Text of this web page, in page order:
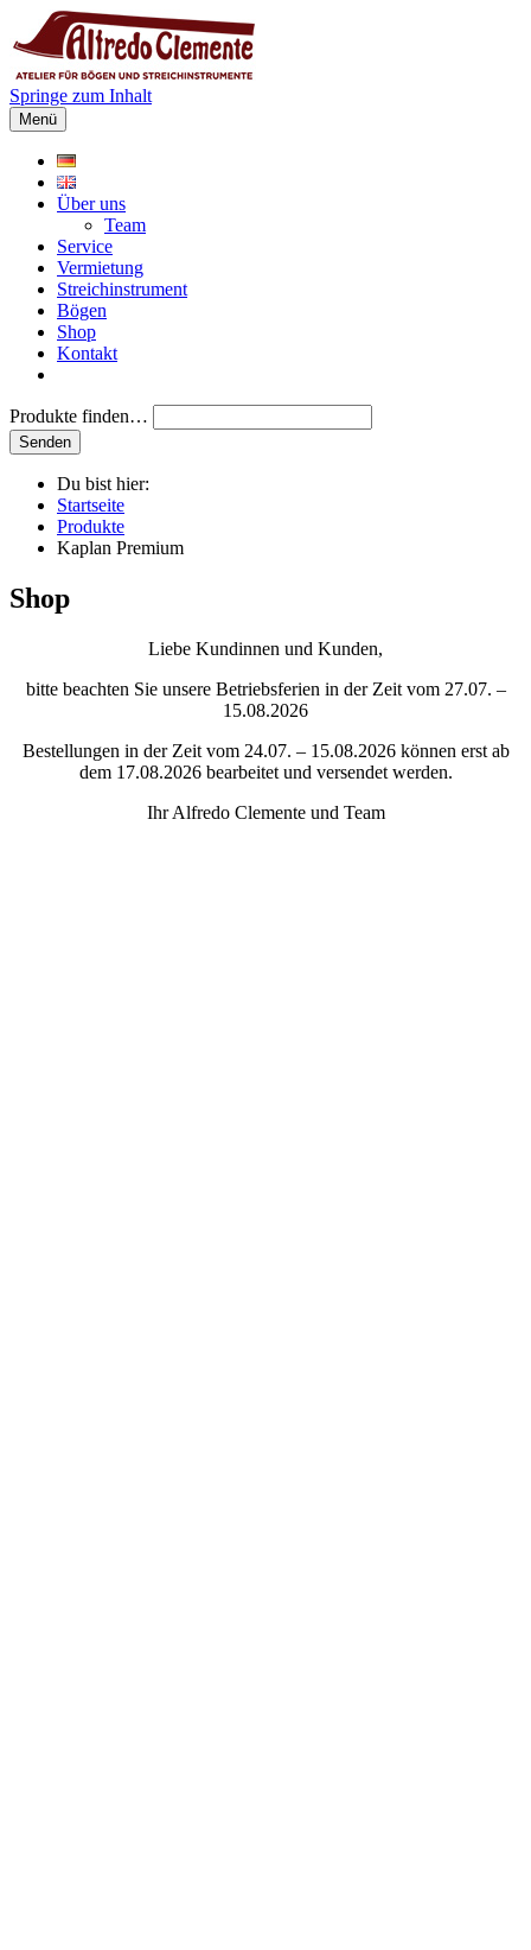
Springe zum Inhalt
Menü
Über uns
Team
Service
Vermietung
Streichinstrument
Bögen
Shop
Kontakt
Produkte finden…
Du bist hier:
Startseite
Produkte
Kaplan Premium
Shop
Liebe Kundinnen und Kunden,
bitte beachten Sie unsere Betriebsferien in der Zeit vom 27.07. –
15.08.2026
Bestellungen in der Zeit vom 24.07. – 15.08.2026 können erst ab
dem 17.08.2026 bearbeitet und versendet werden.
Ihr Alfredo Clemente und Team